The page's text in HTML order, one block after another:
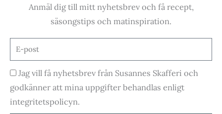
-
m
Anmäl dig till mitt nyhetsbrev och få recept,
säsongstips och matinspiration.
E-
post
Godkännande
Jag vill få nyhetsbrev från Susannes Skafferi och
godkänner att mina uppgifter behandlas enligt
integritetspolicyn.